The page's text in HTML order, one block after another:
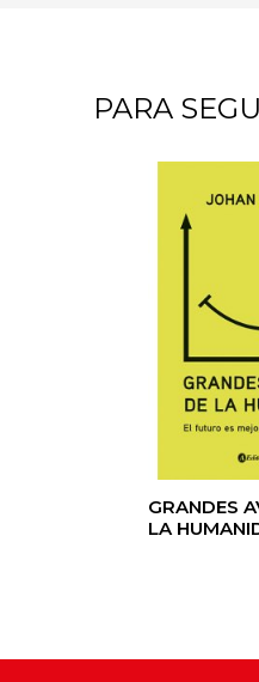
PARA
GRANDES
LA